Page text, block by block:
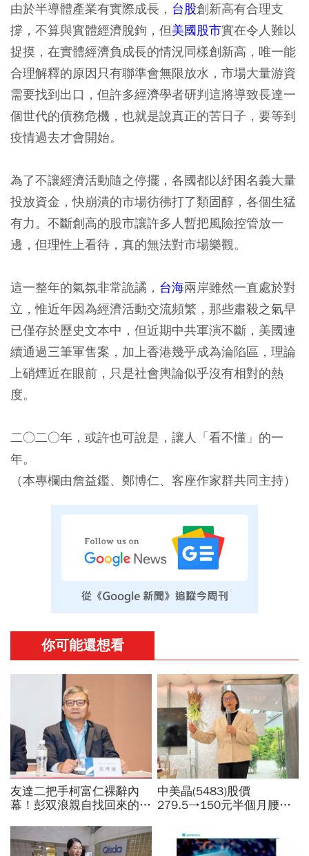
由於半導體產業有實際成長， 台股創新高有合理支
撐，不算與實體經濟脫鉤，但美國股市實在令人難以
捉摸，在實體經濟負成長的情況同樣創新高，唯一能
合理解釋的原因只有聯準會無限放水，市場大量游資
需要找到出口，但許多經濟學者研判這將導致長達一
個世代的債務危機，也就是說真正的苦日子，要等到
疫情過去才會開始。
為了不讓經濟活動隨之停擺，各國都以紓困名義大量
投放資金，快崩潰的市場彷彿打了類固醇，各個生猛
有力。不斷創高的股市讓許多人暫把風險控管放一
邊，但理性上看待，真的無法對市場樂觀。
這一整年的氣氛非常詭譎， 台海兩岸雖然一直處於對
立，惟近年因為經濟活動交流頻繁，那些肅殺之氣早
已僅存於歷史文本中，但近期中共軍演不斷，美國連
續通過三筆軍售案，加上香港幾乎成為淪陷區，理論
上硝煙近在眼前，只是社會輿論似乎沒有相對的熱
度。
二○二○年，或許也可說是，讓人「看不懂」的一
年。
（本專欄由詹益鑑、鄭博仁、客座作家群共同主持）